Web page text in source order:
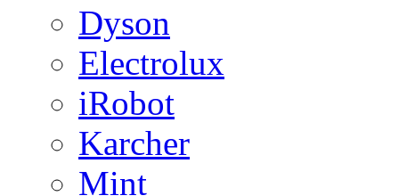
Dyson
Electrolux
iRobot
Karcher
Mint